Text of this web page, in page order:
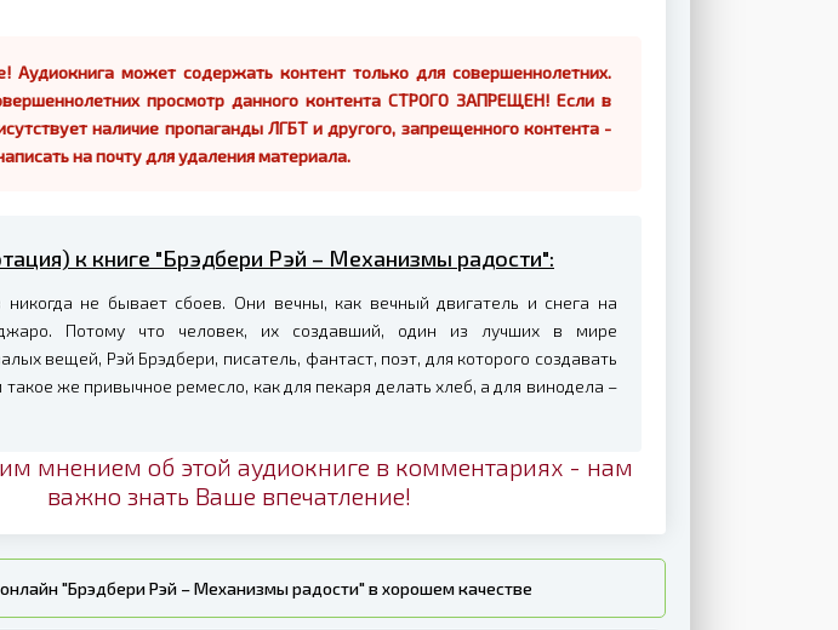
Аудиокнига может содержать контент только для совершеннолетних.
просмотр данного контента СТРОГО ЗАПРЕЩЕН! Если в
наличие пропаганды ЛГБТ и другого, запрещенного контента -
на почту для удаления материала.
к книге "Брэдбери Рэй – Механизмы радости":
никогда не бывает сбоев. Они вечны, как вечный двигатель и снега на
Потому что человек, их создавший, один из лучших в мире
вещей, Рэй Брэдбери, писатель, фантаст, поэт, для которого создавать
же привычное ремесло, как для пекаря делать хлеб, а для винодела –
мнением об этой аудиокниге в комментариях - нам
важно знать Ваше впечатление!
"Брэдбери Рэй – Механизмы радости" в хорошем качестве